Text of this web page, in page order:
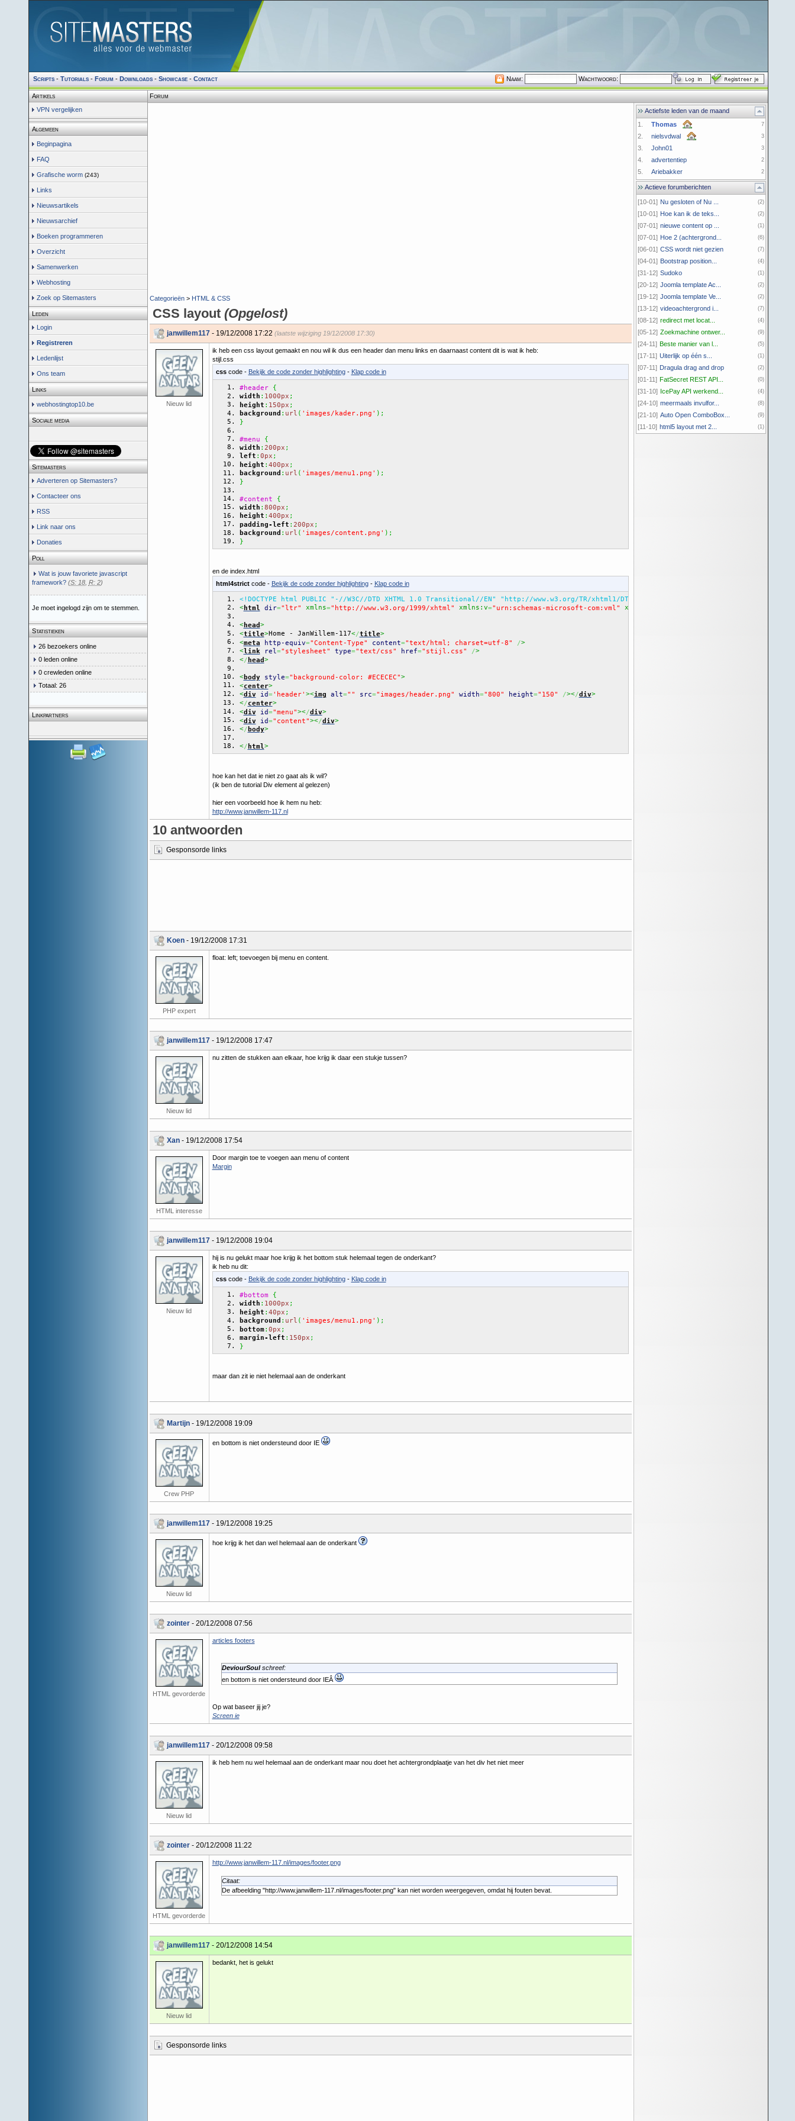
Scripts- Tutorials- Forum- Downloads- Showcase- Contact Naam: Wachtwoord:
Artikels
VPN vergelijken
Algemeen
Beginpagina
FAQ
Grafische worm (243)
Links
Nieuwsartikels
Nieuwsarchief
Boeken programmeren
Overzicht
Samenwerken
Webhosting
Zoek op Sitemasters
Leden
Login
Registreren
Ledenlijst
Ons team
Links
webhostingtop10.be
Sociale media
Sitemasters
Adverteren op Sitemasters?
Contacteer ons
RSS
Link naar ons
Donaties
Poll
Wat is jouw favoriete javascript
framework? (S: 18, R: 2)
Je moet ingelogd zijn om te stemmen.
Statistieken
26 bezoekers online
0 leden online
0 crewleden online
Totaal: 26
Linkpartners
Forum
Categorieën> HTML & CSS
CSS layout (Opgelost)
janwillem117- 19/12/2008 17:22 (laatste wijziging 19/12/2008 17:30)
Nieuw lid
ik heb een css layout gemaakt en nou wil ik dus een header dan menu links en daarnaast content dit is wat ik heb:
stijl.css
csscode - Bekijk de code zonder highlighting- Klap code in
#header
{
width : 1000px ;
height : 150px ;
background : url ( 'images/kader.png' ) ;
}
#menu
{
width : 200px ;
left : 0px ;
height : 400px ;
background : url ( 'images/menu1.png' ) ;
}
#content
{
width : 800px ;
height : 400px ;
padding-left : 200px ;
background : url ( 'images/content.png' ) ;
}
en de index.html
html4strictcode - Bekijk de code zonder highlighting- Klap code in
<!DOCTYPE html PUBLIC "-//W3C//DTD XHTML 1.0 Transitional//EN" "http://www.w3.org/TR/xhtml1/DTD/xhtml1-transitional.dtd">
<html dir="ltr" xmlns="http://www.w3.org/1999/xhtml" xmlns:v="urn:schemas-microsoft-com:vml" xmlns:o
<head>
<title>Home - JanWillem-117</title>
<meta http-equiv="Content-Type" content="text/html; charset=utf-8" />
<link rel="stylesheet" type="text/css" href="stijl.css" />
</ head>
<body style="background-color: #ECECEC">
<center>
<div id= 'header' ><img alt="" src="images/header.png" width="800" height="150" /></div>
</center>
<div id="menu"></div>
<div id="content"></div>
</ body>
</ html >
hoe kan het dat ie niet zo gaat als ik wil?
(ik ben de tutorial Div element al gelezen)
hier een voorbeeld hoe ik hem nu heb:
http://www.janwillem-117.nl
10 antwoorden
Gesponsorde links
Koen- 19/12/2008 17:31
PHP expert
float: left; toevoegen bij menu en content.
janwillem117- 19/12/2008 17:47
Nieuw lid
nu zitten de stukken aan elkaar, hoe krijg ik daar een stukje tussen?
Xan- 19/12/2008 17:54
HTML interesse
Door margin toe te voegen aan menu of content
Margin
janwillem117- 19/12/2008 19:04
Nieuw lid
hij is nu gelukt maar hoe krijg ik het bottom stuk helemaal tegen de onderkant?
ik heb nu dit:
csscode - Bekijk de code zonder highlighting- Klap code in
#bottom
{
width : 1000px ;
height : 40px ;
background : url ( 'images/menu1.png' ) ;
bottom: 0px ;
margin-left : 150px ;
}
maar dan zit ie niet helemaal aan de onderkant
Martijn- 19/12/2008 19:09
Crew PHP
en bottom is niet ondersteund door IE
janwillem117- 19/12/2008 19:25
Nieuw lid
hoe krijg ik het dan wel helemaal aan de onderkant
zointer- 20/12/2008 07:56
HTML gevorderde
articles footers
DeviourSoulschreef:
en bottom is niet ondersteund door IEÂ
Op wat baseer jij je?
Screen ie
janwillem117- 20/12/2008 09:58
Nieuw lid
ik heb hem nu wel helemaal aan de onderkant maar nou doet het achtergrondplaatje van het div het niet meer
zointer- 20/12/2008 11:22
HTML gevorderde
http://www.janwillem-117.nl/images/footer.png
Citaat:
De afbeelding "http://www.janwillem-117.nl/images/footer.png" kan niet worden weergegeven, omdat hij fouten bevat.
janwillem117- 20/12/2008 14:54
Nieuw lid
bedankt, het is gelukt
Gesponsorde links
Actiefste leden van de maand
1.
Thomas 7
2. nielsvdwal 3
3. John01 3
4. advertentiep 2
5. Ariebakker 2
Actieve forumberichten
[10-01] Nu gesloten of Nu ... (2)
[10-01] Hoe kan ik de teks... (2)
[07-01] nieuwe content op ... (1)
[07-01] Hoe 2 (achtergrond... (6)
[06-01] CSS wordt niet gezien (7)
[04-01] Bootstrap position... (4)
[31-12] Sudoko (1)
[20-12] Joomla template Ac... (2)
[19-12] Joomla template Ve... (2)
[13-12] videoachtergrond i... (7)
[08-12] redirect met locat... (4)
[05-12] Zoekmachine ontwer... (9)
[24-11] Beste manier van l... (5)
[17-11] Uiterlijk op één s... (1)
[07-11] Dragula drag and drop (2)
[01-11] FatSecret REST API... (0)
[31-10] IcePay API werkend... (4)
[24-10] meermaals invulfor... (8)
[21-10] Auto Open ComboBox... (9)
[11-10] html5 layout met 2... (1)